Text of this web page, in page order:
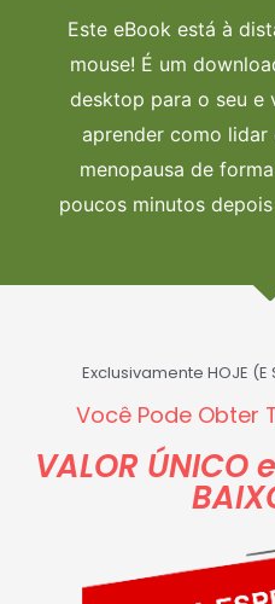
Este eBook está à
mouse! É um
desktop para o seu e
aprender como lidar
menopausa de
poucos minutos
Exclusivamente HOJE
Você Pode Obter
VALOR